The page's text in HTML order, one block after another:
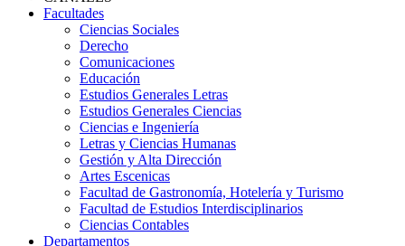
Facultades
Ciencias Sociales
Derecho
Comunicaciones
Educación
Estudios Generales Letras
Estudios Generales Ciencias
Ciencias e Ingeniería
Letras y Ciencias Humanas
Gestión y Alta Dirección
Artes Escenicas
Facultad de Gastronomía, Hotelería y Turismo
Facultad de Estudios Interdisciplinarios
Ciencias Contables
Departamentos